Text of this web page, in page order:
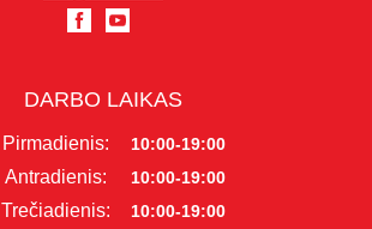
DARBO LAIKAS
Pirmadienis: 10:00-19:00
Antradienis: 10:00-19:00
Trečiadienis: 10:00-19:00